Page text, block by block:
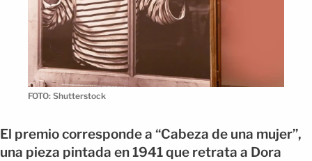
FOTO: Shutterstock
El premio corresponde a “Cabeza de una mujer”,
una pieza pintada en 1941 que retrata a Dora